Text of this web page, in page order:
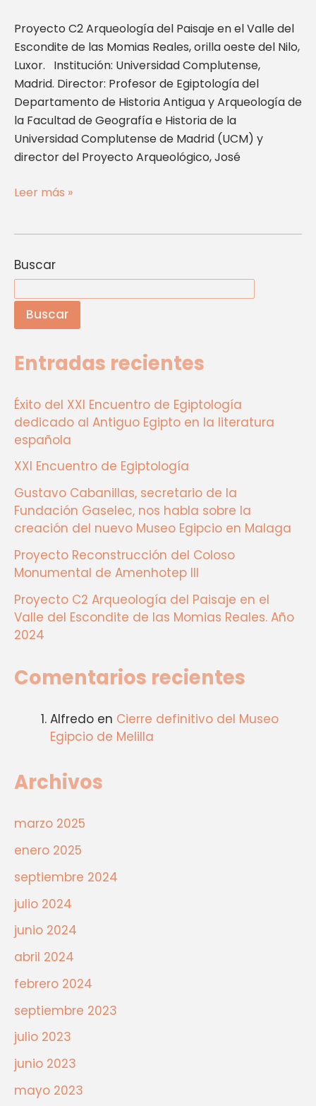
Buscar
Buscar
Entradas recientes
Éxito del XXI Encuentro de Egiptología
dedicado al Antiguo Egipto en la literatura
española
XXI Encuentro de Egiptología
Gustavo Cabanillas, secretario de la
Fundación Gaselec, nos habla sobre la
creación del nuevo Museo Egipcio en Malaga
Proyecto Reconstrucción del Coloso
Monumental de Amenhotep III
Proyecto C2 Arqueología del Paisaje en el
Valle del Escondite de las Momias Reales. Año
2024
Comentarios recientes
Alfredo en Cierre definitivo del Museo
Egipcio de Melilla
Archivos
marzo 2025
enero 2025
septiembre 2024
julio 2024
junio 2024
abril 2024
febrero 2024
septiembre 2023
julio 2023
junio 2023
mayo 2023
Proyecto C2 Arqueología del Paisaje en el Valle del
Escondite de las Momias Reales, orilla oeste del Nilo,
Luxor. Institución: Universidad Complutense,
Madrid. Director: Profesor de Egiptología del
Departamento de Historia Antigua y Arqueología de
la Facultad de Geografía e Historia de la
Universidad Complutense de Madrid (UCM) y
director del Proyecto Arqueológico, José
Leer más »